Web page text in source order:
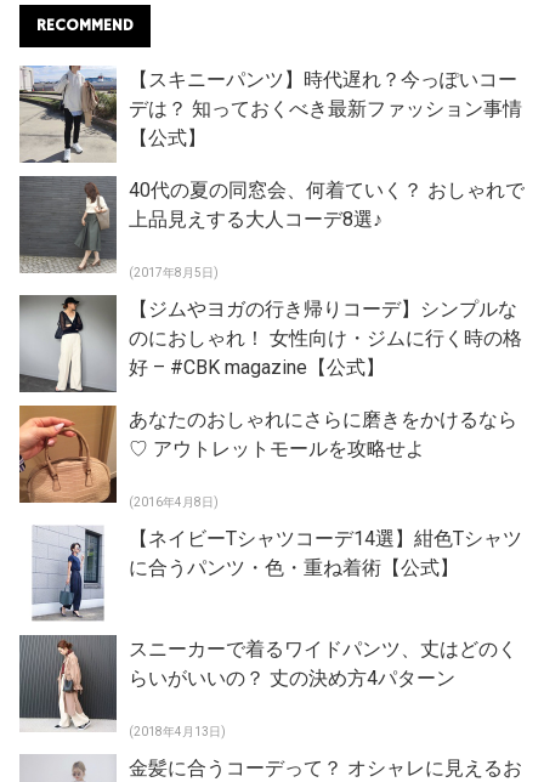
RECOMMEND
【スキニーパンツ】時代遅れ？今っぽいコー
デは？ 知っておくべき最新ファッション事情
【公式】
40代の夏の同窓会、何着ていく？ おしゃれで
上品見えする大人コーデ8選♪
(2017年8月5日)
【ジムやヨガの行き帰りコーデ】シンプルな
のにおしゃれ！ 女性向け・ジムに行く時の格
好 – #CBK magazine【公式】
あなたのおしゃれにさらに磨きをかけるなら
♡ アウトレットモールを攻略せよ
(2016年4月8日)
【ネイビーTシャツコーデ14選】紺色Tシャツ
に合うパンツ・色・重ね着術【公式】
スニーカーで着るワイドパンツ、丈はどのく
らいがいいの？ 丈の決め方4パターン
(2018年4月13日)
金髪に合うコーデって？ オシャレに見えるお